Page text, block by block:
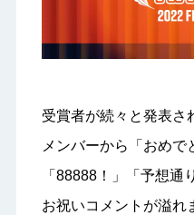
受賞者が続々と発表さ
メンバーから「おめで
「88888！」「予想
お祝いコメントが溢れ